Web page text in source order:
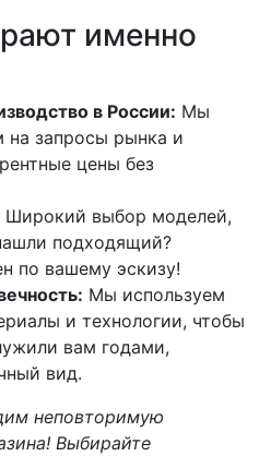
именно
в России: Мы
на запросы рынка и
цены без
Широкий выбор моделей,
подходящий?
по вашему эскизу!
Мы используем
и технологии, чтобы
вам годами,
вид.
неповторимую
Выбирайте